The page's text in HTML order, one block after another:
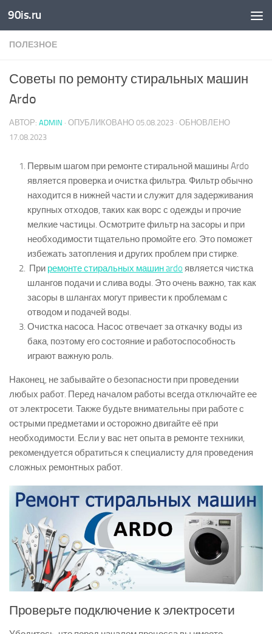
Skip to content
90is.ru
ПОЛЕЗНОЕ
Советы по ремонту стиральных машин
Ardo
АВТОР: ADMIN · ОПУБЛИКОВАНО 05.08.2023 · ОБНОВЛЕНО
17.08.2023
Первым шагом при ремонте стиральной машины Ardo
является проверка и очистка фильтра. Фильтр обычно
находится в нижней части и служит для задерживания
крупных отходов, таких как ворс с одежды и прочие
мелкие частицы. Осмотрите фильтр на засоры и при
необходимости тщательно промойте его. Это поможет
избежать затопления и других проблем при стирке.
При ремонте стиральных машин ardo является чистка
шлангов подачи и слива воды. Это очень важно, так как
засоры в шлангах могут привести к проблемам с
отводом и подачей воды.
Очистка насоса. Насос отвечает за откачку воды из
бака, поэтому его состояние и работоспособность
играют важную роль.
Наконец, не забывайте о безопасности при проведении
любых работ. Перед началом работы всегда отключайте ее
от электросети. Также будьте внимательны при работе с
острыми предметами и осторожно двигайте её при
необходимости. Если у вас нет опыта в ремонте техники,
рекомендуется обратиться к специалисту для проведения
сложных ремонтных работ.
Проверьте подключение к электросети